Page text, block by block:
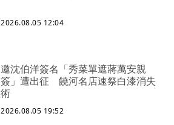
2026.08.05 12:04
邀沈伯洋簽名「秀菜單遮蔣萬安親
簽」遭出征 饒河名店速祭白漆消失
術
2026.08.05 19:52